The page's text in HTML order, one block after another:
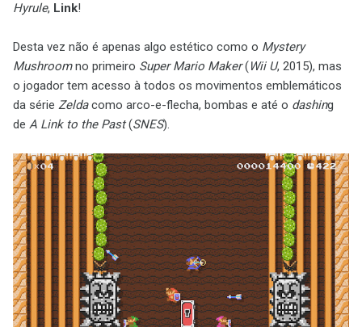
Hyrule, Link!
Desta vez não é apenas algo estético como o Mystery
Mushroomno primeiro Super Mario Maker(Wii U, 2015), mas
o jogador tem acesso à todos os movimentos emblemáticos
da série Zeldacomo arco-e-flecha, bombas e até o dashing
de A Link to the Past(SNES).